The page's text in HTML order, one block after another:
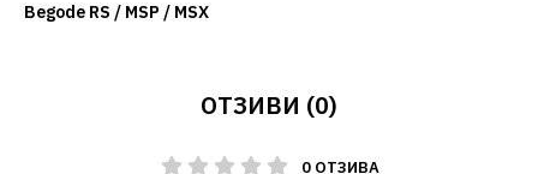
Begode RS / MSP / MSX
ОТЗИВИ (0)
0 ОТЗИВА